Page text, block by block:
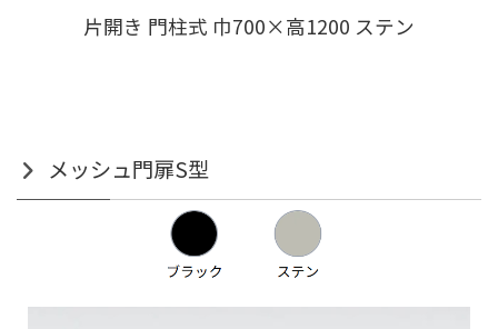
片開き 門柱式 巾700×高1200 ステン
メッシュ門扉S型